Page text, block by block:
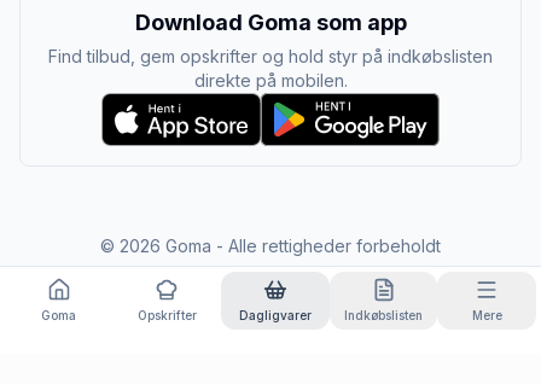
Download Goma som app
Find tilbud, gem opskrifter og hold styr på indkøbslisten
direkte på mobilen.
© 2026 Goma - Alle rettigheder forbeholdt
Goma Opskrifter Dagligvarer Indkøbslisten Mere